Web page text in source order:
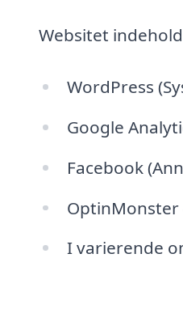
Websitet
WordPress
Google
Facebook
I varierende